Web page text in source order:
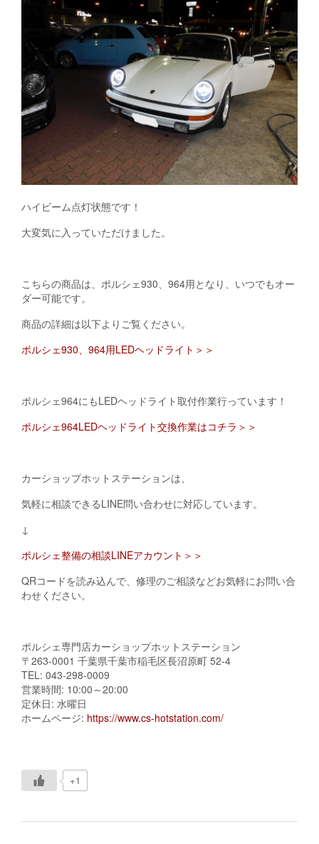
ハイビーム点灯状態です！
大変気に入っていただけました。
こちらの商品は、ポルシェ930、964用となり、いつでもオー
ダー可能です。
商品の詳細は以下よりご覧ください。
ポルシェ930、964用LEDヘッドライト＞＞
ポルシェ964にもLEDヘッドライト取付作業行っています！
ポルシェ964LEDヘッドライト交換作業はコチラ＞＞
カーショップホットステーションは、
気軽に相談できるLINE問い合わせに対応しています。
↓
ポルシェ整備の相談LINEアカウント＞＞
QRコードを読み込んで、修理のご相談などお気軽にお問い合
わせください。
ポルシェ専門店カーショップホットステーション
〒263-0001 千葉県千葉市稲毛区長沼原町 52-4
TEL: 043-298-0009
営業時間: 10:00～20:00
定休日: 水曜日
ホームページ: https://www.cs-hotstation.com/
+1